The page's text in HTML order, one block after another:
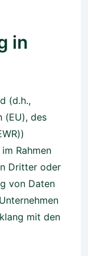
in
(d.h.,
(EU), des
Rahmen
Dritter oder
von Daten
mit den